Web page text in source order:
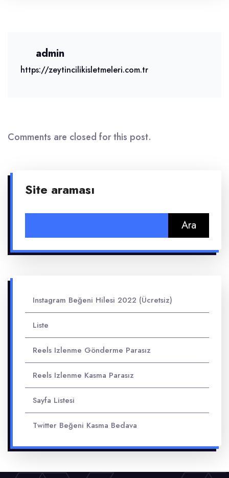
admin
https://zeytincilikisletmeleri.com.tr
Comments are closed for this post.
Site araması
Instagram Beğeni Hilesi 2022 (Ücretsiz)
Liste
Reels Izlenme Gönderme Parasız
Reels Izlenme Kasma Parasız
Sayfa Listesi
Twitter Beğeni Kasma Bedava